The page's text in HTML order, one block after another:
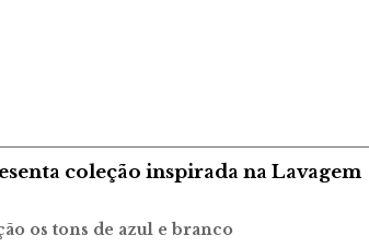
coleção inspirada na Lavagem
os tons de azul e branco